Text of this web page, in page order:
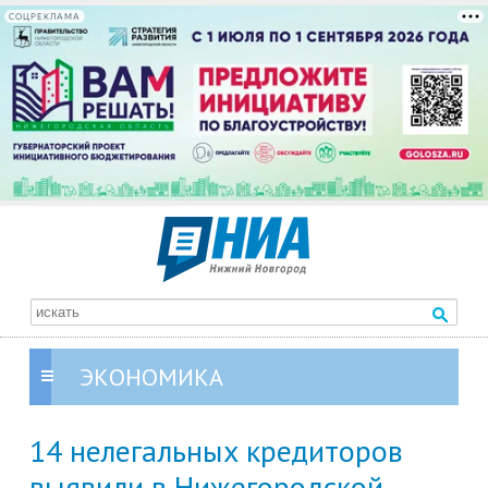
СОЦРЕКЛАМА
ЭКОНОМИКА
14 нелегальных кредиторов